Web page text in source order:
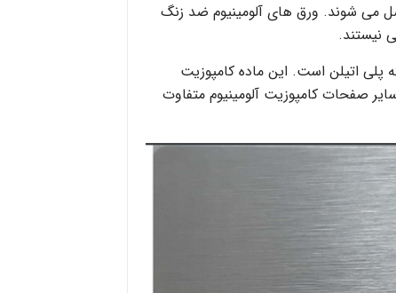
می شوند. ورق های آلومینیوم ضد زنگ
نیستند.
پلی اتیلن است. این ماده کامپوزیت
صفحات کامپوزیت آلومینیوم متفاوت